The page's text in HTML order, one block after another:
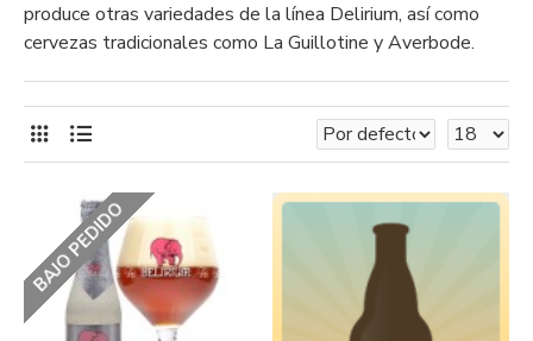
produce otras variedades de la línea Delirium, así como
cervezas tradicionales como La Guillotine y Averbode.
BAJO PEDIDO